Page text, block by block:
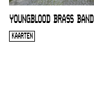
YOUNGBLOOD BRASS BAND
KAARTEN